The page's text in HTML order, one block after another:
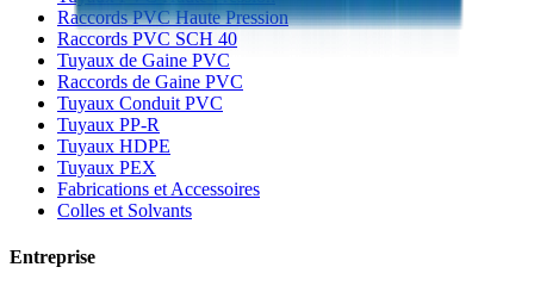
Raccords PVC Haute Pression
Raccords PVC SCH 40
Tuyaux de Gaine PVC
Raccords de Gaine PVC
Tuyaux Conduit PVC
Tuyaux PP-R
Tuyaux HDPE
Tuyaux PEX
Fabrications et Accessoires
Colles et Solvants
Entreprise